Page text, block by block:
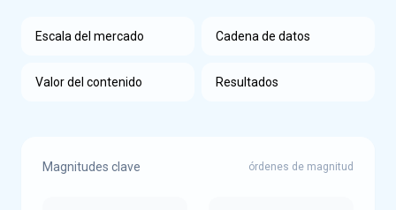
Escala del mercado Cadena de datos
Valor del contenido Resultados
Magnitudes clave órdenes de magnitud